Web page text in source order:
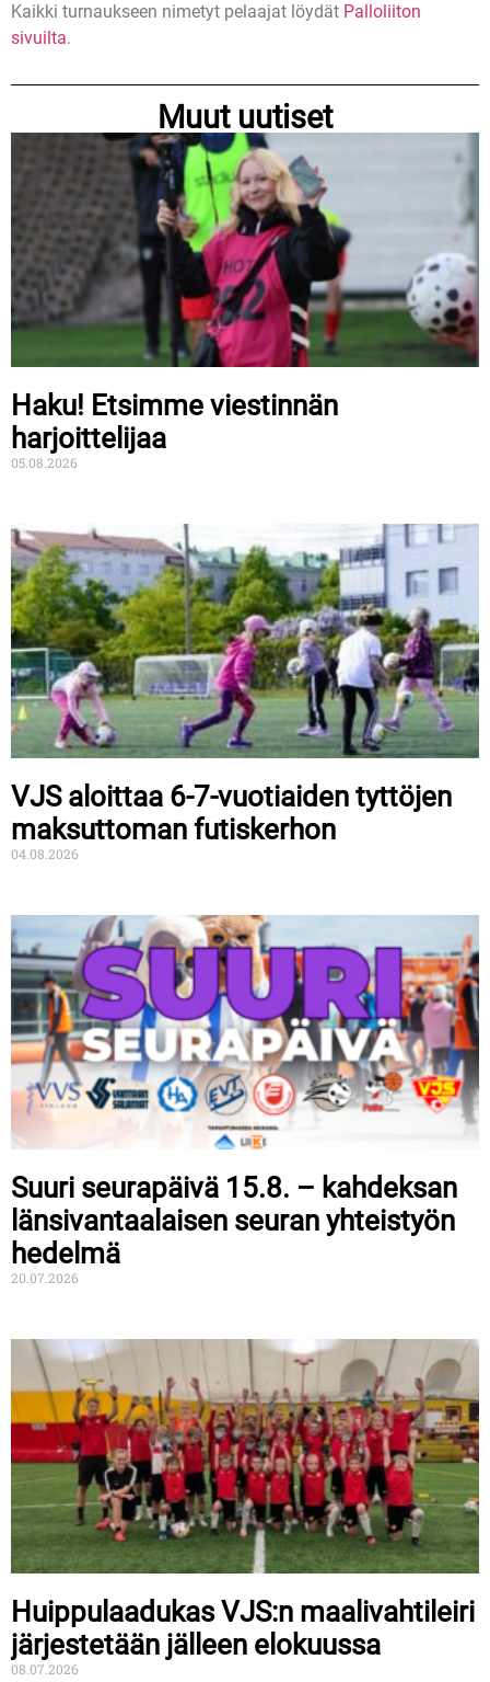
Kaikki turnaukseen nimetyt pelaajat löydät Palloliiton
sivuilta.
Muut uutiset
Haku! Etsimme viestinnän
harjoittelijaa
05.08.2026
VJS aloittaa 6-7-vuotiaiden tyttöjen
maksuttoman futiskerhon
04.08.2026
Suuri seurapäivä 15.8. – kahdeksan
länsivantaalaisen seuran yhteistyön
hedelmä
20.07.2026
Huippulaadukas VJS:n maalivahtileiri
järjestetään jälleen elokuussa
08.07.2026